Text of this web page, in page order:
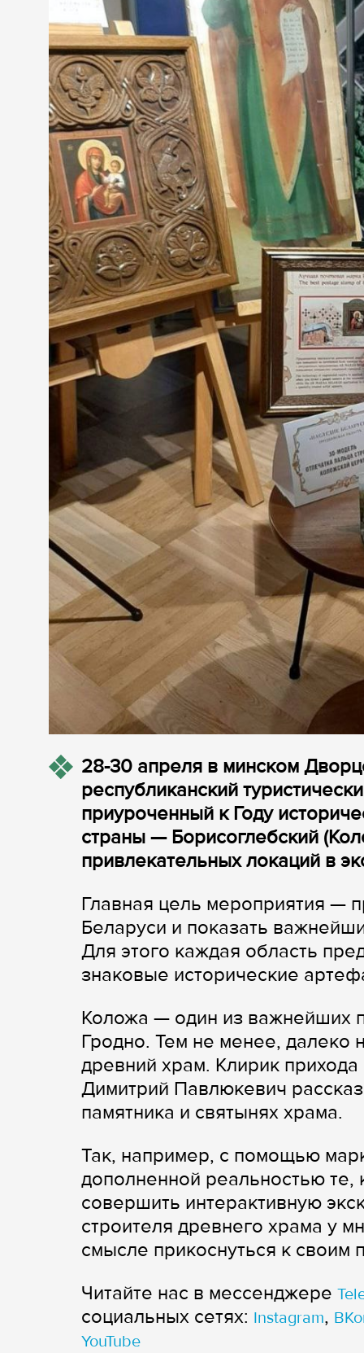
28-30 апреля в минском
республиканский
приуроченный к Году
страны — Борисоглебский
привлекательных локаций в
Главная цель мероприятия —
Беларуси и показать
Для этого каждая область
знаковые исторические
Коложа — один из важнейших
Гродно. Тем не менее, далеко
древний храм. Клирик
Димитрий Павлюкевич
памятника и святынях храма.
Так, например, с помощью
дополненной реальностью те,
совершить интерактивную
строителя древнего храма у
смысле прикоснуться к своим
Читайте нас в мессенджере
cоциальных сетях: Instagram,
YouTube